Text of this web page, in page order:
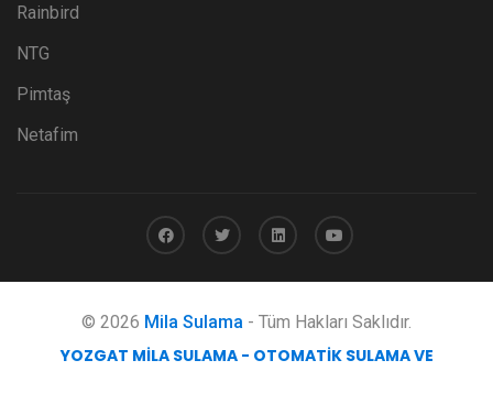
Rainbird
NTG
Pimtaş
Netafim
© 2026 Mila Sulama - Tüm Hakları Saklıdır.
YOZGAT MILA SULAMA - OTOMATIK SULAMA VE